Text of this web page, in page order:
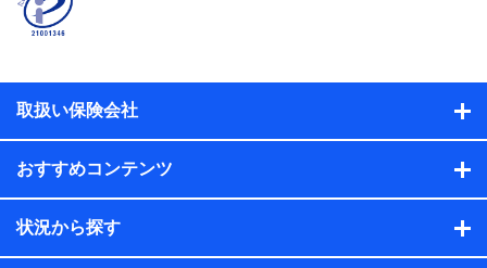
係、保険加入の目的、保険商品の内容、保険料、保険料
のお支払方法、車のメーカーや走行距離などの情報、建
ル内容や送信履歴の情報及び保険の更改案内等を提供し
保険契約情報
当社または株式会社NTTドコモ・フィナンシャルグルー
プが取得し、又は保有する保険契約に関する情報。例と
して、保険契約者及び被保険者の氏名、住所、生年月
日、性別、保険契約者と被保険者の関係、保険加入の目
取扱い保険会社
おすすめコンテンツ
状況から探す